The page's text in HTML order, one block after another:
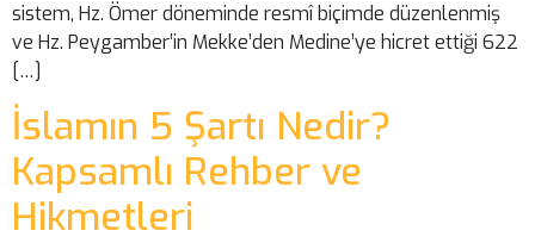
sistem, Hz. Ömer döneminde resmî biçimde düzenlenmiş
ve Hz. Peygamber’in Mekke’den Medine’ye hicret ettiği 622
[…]
İslamın 5 Şartı Nedir?
Kapsamlı Rehber ve
Hikmetleri